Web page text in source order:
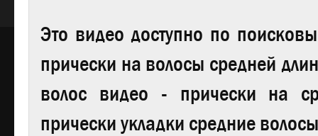
Это видео доступно по
прически на волосы средней
волос видео - прически на
прически укладки средние